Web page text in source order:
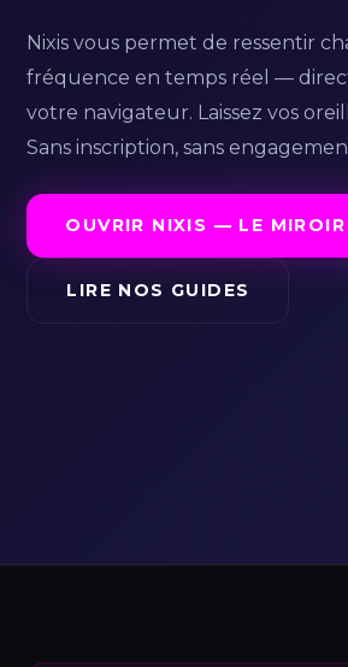
Nixis vous permet de ressentir
fréquence en temps réel —
votre navigateur. Laissez vos
Sans inscription, sans
OUVRIR NIXIS — LE MIROIR
LIRE NOS GUIDES